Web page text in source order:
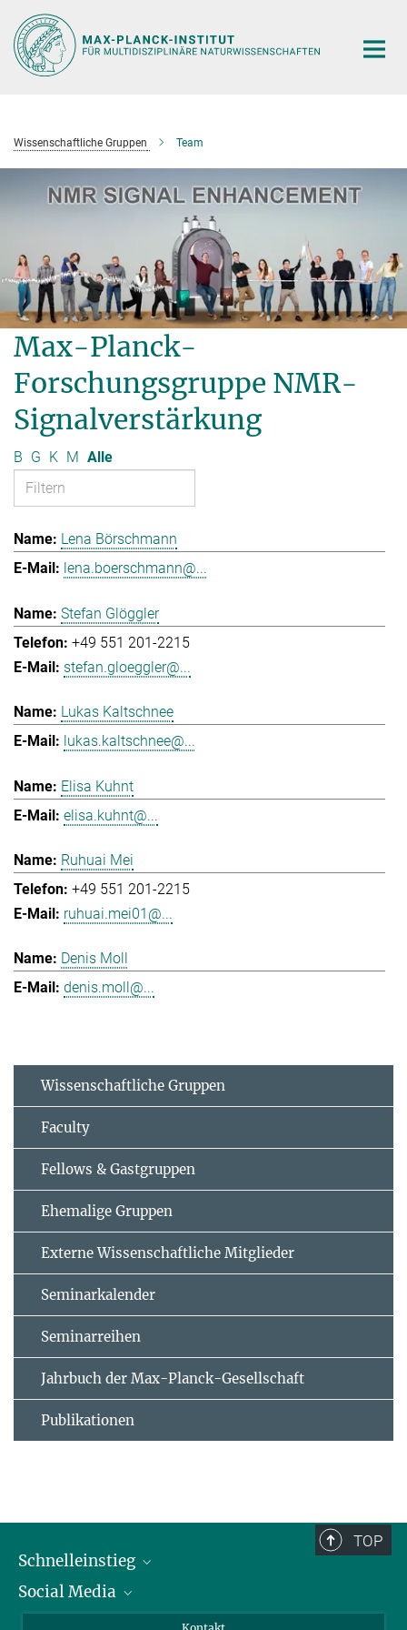
Hauptinhalt
Wissenschaftliche Gruppen Team
Max-Planck-
Forschungsgruppe NMR-
Signalverstärkung
B G K M Alle
Lena Börschmann
lena.boerschmann@...
Stefan Glöggler
+49 551 201-2215
stefan.gloeggler@...
Lukas Kaltschnee
lukas.kaltschnee@...
Elisa Kuhnt
elisa.kuhnt@...
Ruhuai Mei
+49 551 201-2215
ruhuai.mei01@...
Denis Moll
denis.moll@...
Wissenschaftliche Gruppen
Faculty
Fellows & Gastgruppen
Ehemalige Gruppen
Externe Wissenschaftliche Mitglieder
Seminarkalender
Seminarreihen
Jahrbuch der Max-Planck-Gesellschaft
Publikationen
TOP
Schnelleinstieg
Alumni
Social Media